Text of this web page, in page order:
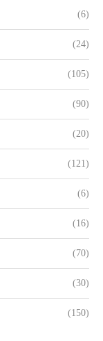
(6)
(24)
(105)
(90)
(20)
(121)
(6)
(16)
(70)
(30)
(150)